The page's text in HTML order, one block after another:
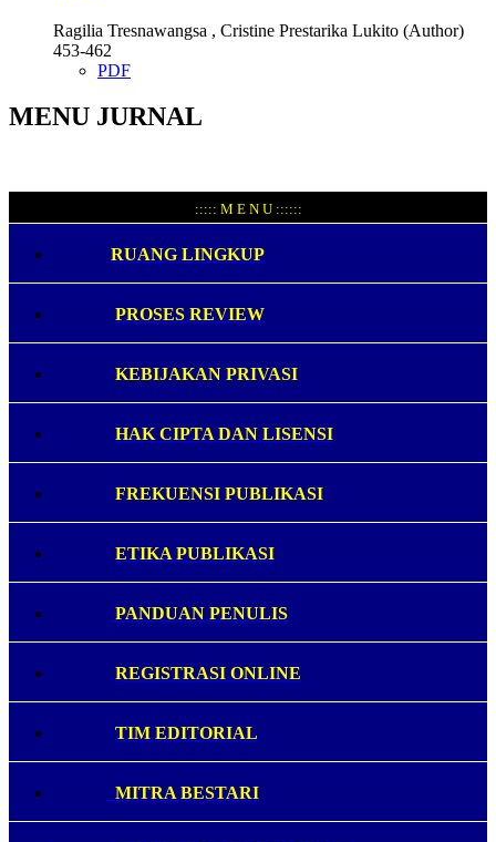
Ragilia Tresnawangsa , Cristine Prestarika Lukito (Author)
453-462
PDF
MENU JURNAL
::::: M E N U ::::::
RUANG LINGKUP
PROSES REVIEW
KEBIJAKAN PRIVASI
HAK CIPTA DAN LISENSI
FREKUENSI PUBLIKASI
ETIKA PUBLIKASI
PANDUAN PENULIS
REGISTRASI ONLINE
TIM EDITORIAL
MITRA BESTARI